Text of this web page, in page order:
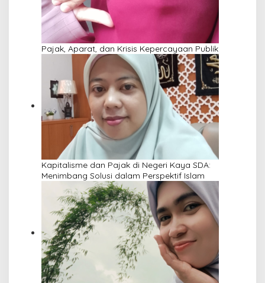
Pajak, Aparat, dan Krisis Kepercayaan Publik
Kapitalisme dan Pajak di Negeri Kaya SDA:
Menimbang Solusi dalam Perspektif Islam